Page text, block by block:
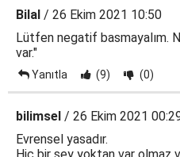
Bilal / 26 Ekim 2021 10:50
Lütfen negatif basmayalım.
var."
Yanıtla (9) (0)
bilimsel / 26 Ekim 2021
Evrensel yasadır.